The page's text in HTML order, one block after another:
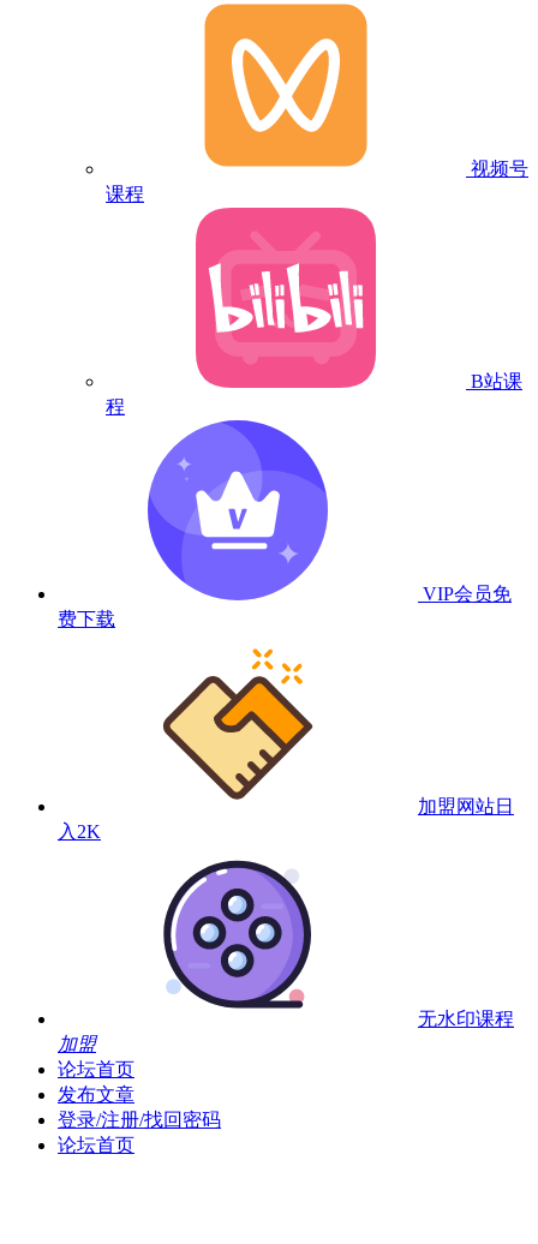
视频号
课程
B站课
程
VIP会员免
费下载
加盟网站日
入2K
无水印课程
加盟
论坛首页
发布文章
登录/注册/找回密码
论坛首页